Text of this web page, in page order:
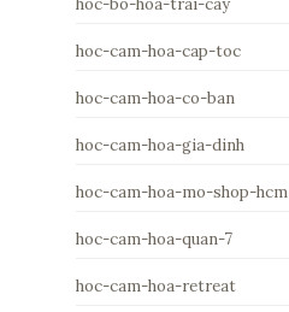
hoc-cam-hoa-cap-toc
hoc-cam-hoa-co-ban
hoc-cam-hoa-gia-dinh
hoc-cam-hoa-mo-shop-hcm
hoc-cam-hoa-quan-7
hoc-cam-hoa-retreat